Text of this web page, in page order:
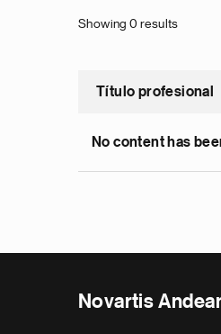
Showing 0 results
Título profesional
No content has
Novartis